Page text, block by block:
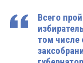
Всего
том числе